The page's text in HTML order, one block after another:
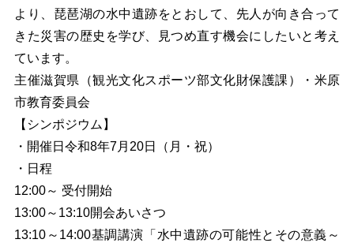
より、琵琶湖の水中遺跡をとおして、先人が向き合って
きた災害の歴史を学び、見つめ直す機会にしたいと考え
ています。
主催滋賀県（観光文化スポーツ部文化財保護課）・米原
市教育委員会
【シンポジウム】
・開催日令和8年7月20日（月・祝）
・日程
12:00～ 受付開始
13:00～13:10開会あいさつ
13:10 ～14:00基調講演「水中遺跡の可能性とその意義 ～